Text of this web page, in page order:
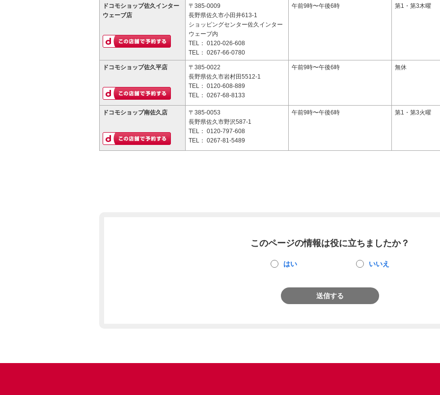
ドコモショップ佐久インター
ウェーブ店
〒385-0009
長野県佐久市小田井613-1
ショッピングセンター佐久インター
ウェーブ内
TEL： 0120-026-608
TEL： 0267-66-0780
午前9時〜午後6時 第1・第3木曜
ドコモショップ佐久平店
〒385-0022
長野県佐久市岩村田5512-1
TEL： 0120-608-889
TEL： 0267-68-8133
午前9時〜午後6時 無休
ドコモショップ南佐久店
〒385-0053
長野県佐久市野沢587-1
TEL： 0120-797-608
TEL： 0267-81-5489
午前9時〜午後6時 第1・第3火曜
このページの情報は役に立ちましたか？
はい いいえ
送信する